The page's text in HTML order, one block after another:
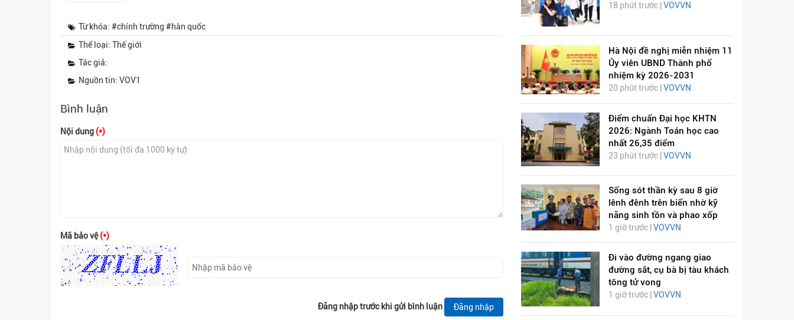
Từ khóa: #chính trường #hàn quốc
Thể loại: Thế giới
Tác giả:
Nguồn tin: VOV1
Bình luận
Nội dung (*)
Mã bảo vệ(*)
Đăng nhập trước khi gửi bình luận Đăng nhập
18 phút trước |VOVVN
Hà Nội đề nghị miễn nhiệm 11
Ủy viên UBND Thành phố
nhiệm kỳ 2026-2031
20 phút trước | VOVVN
Điểm chuẩn Đại học KHTN
2026: Ngành Toán học cao
nhất 26,35 điểm
23 phút trước | VOVVN
Sống sót thần kỳ sau 8 giờ
lênh đênh trên biển nhờ kỹ
năng sinh tồn và phao xốp
1 giờ trước | VOVVN
Đi vào đường ngang giao
đường sắt, cụ bà bị tàu khách
tông tử vong
1 giờ trước | VOVVN